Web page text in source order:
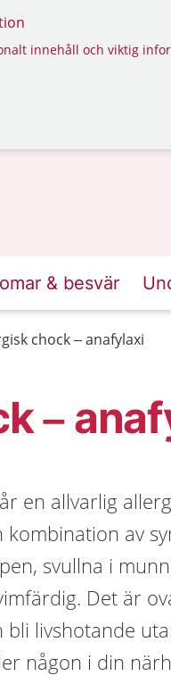
innehåll och viktig
& besvär
chock – anafylaxi
–
en allvarlig
av
svullna i
Det är
bli livshotande
någon i din